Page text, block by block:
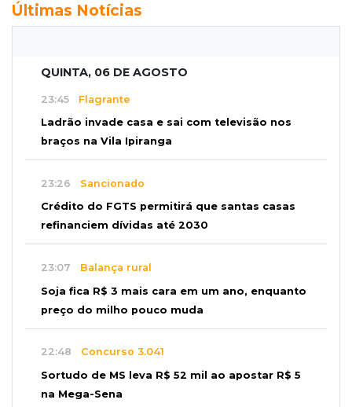
Últimas Notícias
QUINTA, 06 DE AGOSTO
23:45 Flagrante
Ladrão invade casa e sai com televisão nos
braços na Vila Ipiranga
23:26 Sancionado
Crédito do FGTS permitirá que santas casas
refinanciem dívidas até 2030
23:07 Balança rural
Soja fica R$ 3 mais cara em um ano, enquanto
preço do milho pouco muda
22:48 Concurso 3.041
Sortudo de MS leva R$ 52 mil ao apostar R$ 5
na Mega-Sena